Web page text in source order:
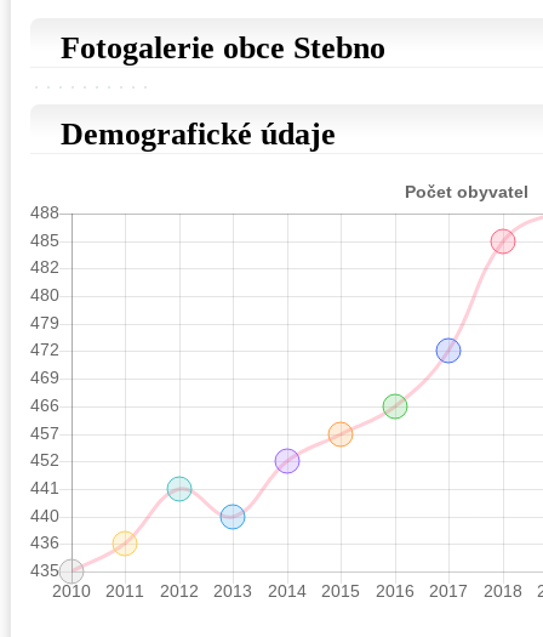
Fotogalerie obce Stebno
Demografické údaje